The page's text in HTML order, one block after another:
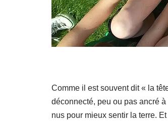
Comme il est souvent dit « la
déconnecté, peu ou pas ancré
nus pour mieux sentir la terre.